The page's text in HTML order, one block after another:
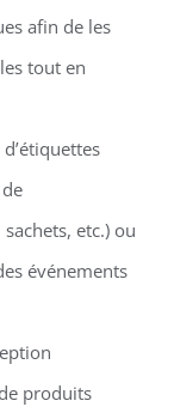
afin de les
tout en
etc.) ou
événements
produits